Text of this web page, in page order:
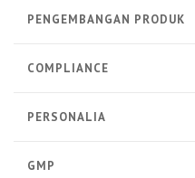
PENGEMBANGAN PRODUK
COMPLIANCE
PERSONALIA
GMP